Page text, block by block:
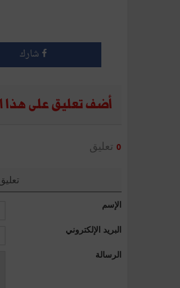
شارك
أضف تعليق على هذا
0 تعليق
الإسم
البريد الإلكتروني
الرسالة